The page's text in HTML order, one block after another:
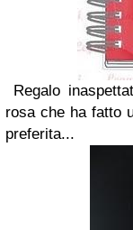
Regalo
rosa che ha fatto
preferita...